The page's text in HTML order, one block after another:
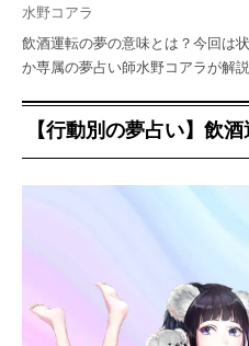
水野コアラ
飲酒運転の夢の意味とは？今回は
か専属の夢占い師水野コアラが解説
【行動別の夢占い】飲